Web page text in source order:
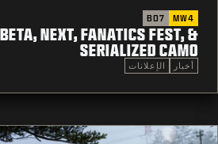
MW4
BO7
NEXT, FANATICS FEST, &
SERIALIZED CAMO
أخبار الإعلانات